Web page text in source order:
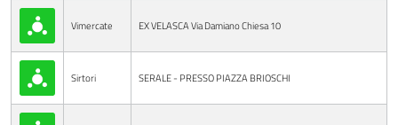
Vimercate EX VELASCA Via Damiano Chiesa 10
Sirtori SERALE - PRESSO PIAZZA BRIOSCHI